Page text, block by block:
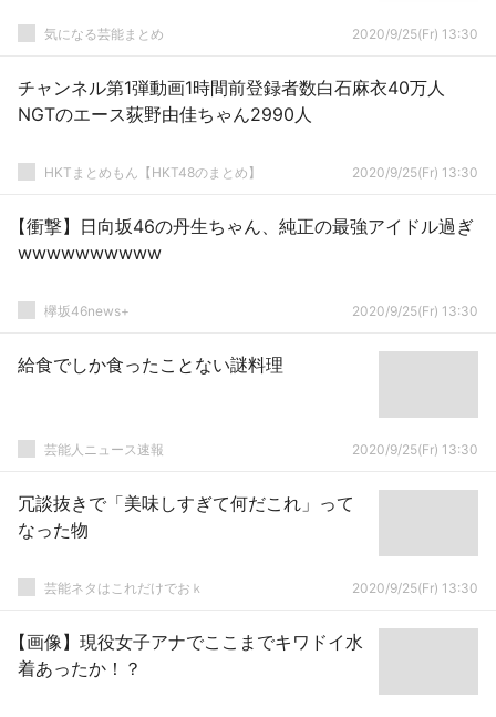
気になる芸能まとめ 2020/9/25(Fr) 13:30
チャンネル第1弾動画1時間前登録者数白石麻衣40万人
NGTのエース荻野由佳ちゃん2990人
HKTまとめもん【HKT48のまとめ】 2020/9/25(Fr) 13:30
【衝撃】日向坂46の丹生ちゃん、純正の最強アイドル過ぎ
wwwwwwwwww
欅坂46news+ 2020/9/25(Fr) 13:30
給食でしか食ったことない謎料理
芸能人ニュース速報 2020/9/25(Fr) 13:30
冗談抜きで「美味しすぎて何だこれ」って
なった物
芸能ネタはこれだけでおｋ 2020/9/25(Fr) 13:30
【画像】現役女子アナでここまでキワドイ水
着あったか！？